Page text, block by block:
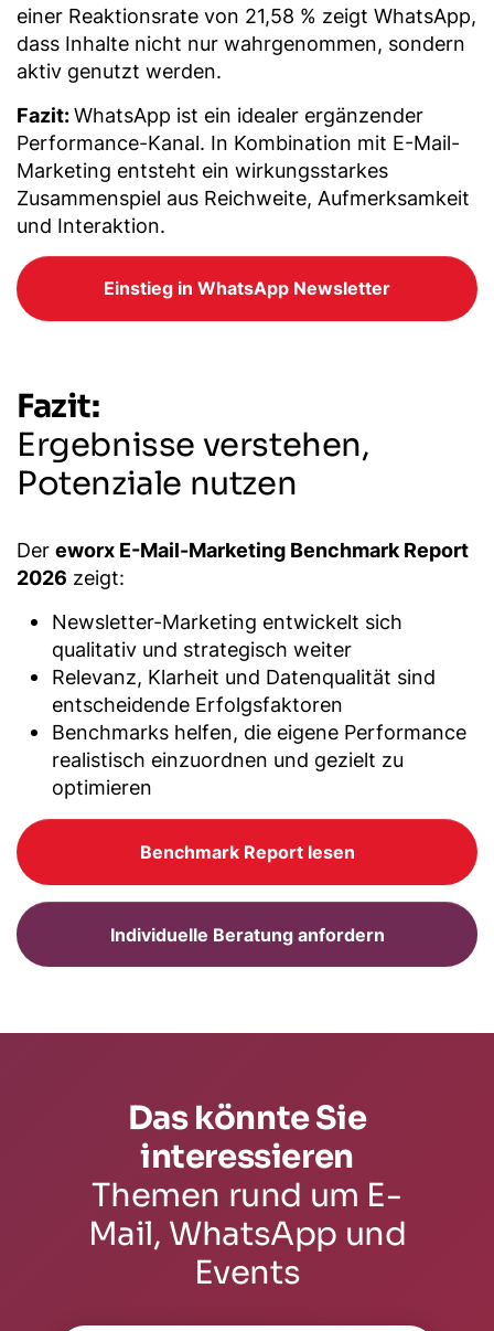
einer Reaktionsrate von 21,58 % zeigt WhatsApp,
dass Inhalte nicht nur wahrgenommen, sondern
aktiv genutzt werden.
Fazit:WhatsApp ist ein idealer ergänzender
Performance-Kanal. In Kombination mit E-Mail-
Marketing entsteht ein wirkungsstarkes
Zusammenspiel aus Reichweite, Aufmerksamkeit
und Interaktion.
Einstieg in WhatsApp Newsletter
Fazit:
Ergebnisse verstehen,
Potenziale nutzen
Der eworx E-Mail-Marketing Benchmark Report
2026 zeigt:
Newsletter-Marketing entwickelt sich
qualitativ und strategisch weiter
Relevanz, Klarheit und Datenqualität sind
entscheidende Erfolgsfaktoren
Benchmarks helfen, die eigene Performance
realistisch einzuordnen und gezielt zu
optimieren
Benchmark Report lesen
Individuelle Beratung anfordern
Das könnte Sie
interessieren
Themen rund um E-
Mail, WhatsApp und
Events